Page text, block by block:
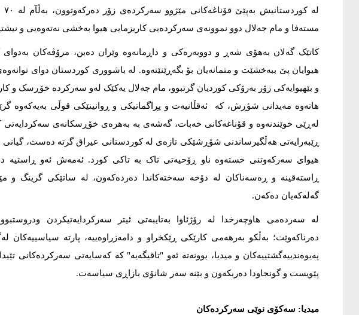
مستەفا و مام جەلال دوو نموونەی سەرکردەیی کاریزمایی هیوا بەخشی نەتەوەیی و
کاتێک گەلان بەهۆی شەڕ و دووبەرەکی و داڕمانەوە وێران دەبن، مرۆڤەکان بەدوای
و بێهیوایەکی زۆر بەرۆکی کوردیان گرتبوو، مام جەلال یەکێک لەو سەرکردە خۆڕسک و
هاتەوە مەیدانی شؤڕش، کە ئەقڵانیەت و پڕاگماتیکی و ڕوانینێکی قوڵی بەیەکەوە
لەڕێی خوێندنەوە و قۆناغەکانی خەبات، گەشەی بە بەهرەی خۆڕسکانەی سەکردایەتی
ڕێبەرایەتی هەڵگیرساندنی شۆڕشێکی تازەی لە کوردستانی عیراق گرتە دەست،
هیوای سەرکەوتنی خستەوە ناو ڕۆحیەتی تاک بە تاکی کورد. ئەمەش ئەو ڕاستیە
ڕاستەقینە و ڕەسەناکان لە دۆخە سەختەکاندا دەردەکەون، لە ساتێکی گرینگ و
گەلەکەیان دەکەن.
لە سەردەمی هاوچەرخدا لە رۆژئاوا بەتایبەتی ئیتر سەرکردایەتیکردن
دەرناکەوێت؛ بەڵکو بەرهەمی کارێکی ڕێکخراو و دامەزراوەییە، پارتە سیاسییەکان
پەیوەندییەگشتییەکان و میدیا، بوونەتە ئەو "تاقیگەیە" کە کەسایەتی سەرکردەکانی
پێویست و گونجاودا دەربکەون و بێنە سەر شانۆی بازاڕی سیاسەت.
میدیا: سەکۆی نوێی سەرکردەکان